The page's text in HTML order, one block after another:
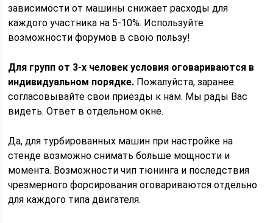
зависимости от машины снижает расходы для
каждого участника на 5-10%. Используйте
возможности форумов в свою пользу!
Для групп от 3-х человек условия оговариваются в
индивидуальном порядке. Пожалуйста, заранее
согласовывайте свои приезды к нам. Мы рады Вас
видеть. Ответ в отдельном окне.
Да, для турбированных машин при настройке на
стенде возможно снимать больше мощности и
момента. Возможности чип тюнинга и последствия
чрезмерного форсирования оговариваются отдельно
для каждого типа двигателя.